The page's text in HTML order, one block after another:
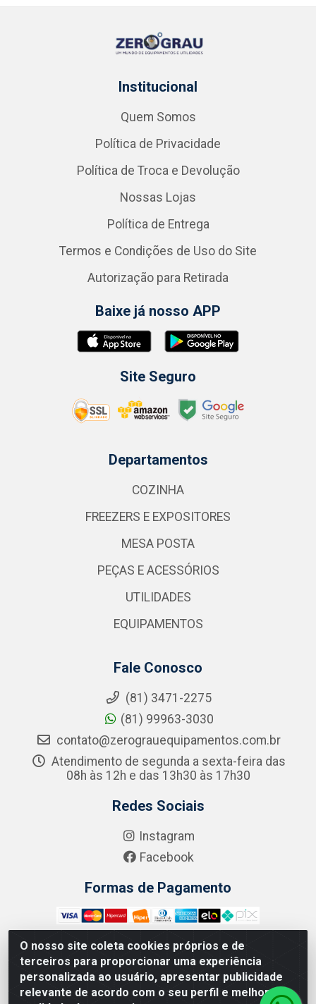
O nosso site coleta cookies próprios e de
terceiros para proporcionar uma experiência
personalizada ao usuário, apresentar publicidade
relevante de acordo com o seu perfil e melhorar a
Institucional
Quem Somos
Política de Privacidade
Política de Troca e Devolução
Nossas Lojas
Política de Entrega
Termos e Condições de Uso do Site
Autorização para Retirada
Baixe já nosso APP
Site Seguro
Departamentos
COZINHA
FREEZERS E EXPOSITORES
MESA POSTA
PEÇAS E ACESSÓRIOS
UTILIDADES
EQUIPAMENTOS
Fale Conosco
(81) 3471-2275
(81) 99963-3030
contato@zerograuequipamentos.com.br
Atendimento de segunda a sexta-feira das
08h às 12h e das 13h30 às 17h30
Redes Sociais
Instagram
Facebook
Formas de Pagamento
Zero Grau - Rua Jean Emile Favre, 746 - Ipsep,
Recife/PE - CEP 51.190-450 - CNPJ 09.132.989/0001-61